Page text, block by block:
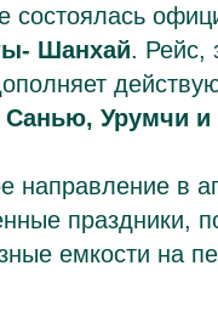
состоялась
Шанхай. Рейс,
Санью, Урумчи и
направление в
емкости на